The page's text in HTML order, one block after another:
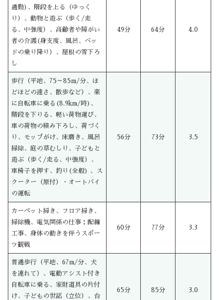
通勤)、階段を上る（ゆっく
り）、動物と遊ぶ（歩く/走
る、中強度）、高齢者や障がい
者の介護(身支度、風呂、ベッ
ドの乗り降り）、屋根の雪下ろ
し
49分 64分 4.0
歩行（平地、75～85m/分、ほ
どほどの速さ、散歩など）、楽
に自転車に乗る(8.9km/時)、
階段を下りる、軽い荷物運び、
車の荷物の積み下ろし、荷づく
り、モップがけ、床磨き、風呂
掃除、庭の草むしり、子どもと
遊ぶ（歩く/走る、中強度）、
車椅子を押す、釣り(全般) 、ス
クーター（原付）・オートバイ
の運転
56分 73分 3.5
カーペット掃き、フロア掃き、
掃除機、電気関係の仕事：配線
工事、身体の動きを伴うスポー
ツ観戦
60分 77分 3.3
普通歩行（平地、67m/分、犬
を連れて）、電動アシスト付き
自転車に乗る、家財道具の片付
け、子どもの世話（立位）、台
65分 85分 3.0